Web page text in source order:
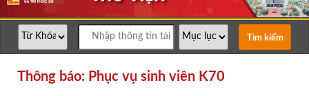
Thông báo: Phục vụ sinh viên K70